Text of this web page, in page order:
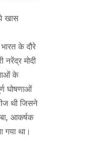
खास
भारत के दौरे
नरेंद्र मोदी
के
घोषणाओं
थी जिसने
आकर्षक
गया था।